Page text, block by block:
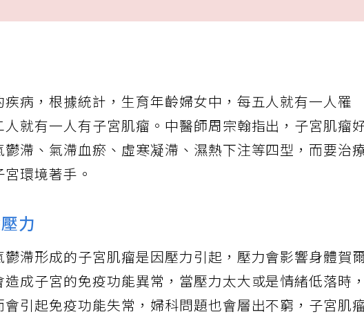
病，根據統計，生育年齡婦女中，每五人就有一人罹
就有一人有子宮肌瘤。中醫師周宗翰指出，子宮肌瘤
滯、氣滯血瘀、虛寒凝滯、濕熱下注等四型，而要治
環境著手。
力
滯形成的子宮肌瘤是因壓力引起，壓力會影響身體賀爾
成子宮的免疫功能異常，當壓力太大或是情緒低落時，
引起免疫功能失常，婦科問題也會層出不窮，子宮肌瘤